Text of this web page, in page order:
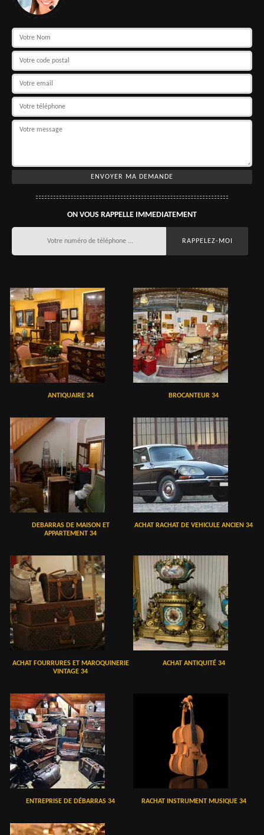
ON VOUS RAPPELLE IMMEDIATEMENT
ANTIQUAIRE 34 BROCANTEUR 34
DEBARRAS DE MAISON ET
APPARTEMENT 34
ACHAT RACHAT DE VEHICULE ANCIEN 34
ACHAT FOURRURES ET MAROQUINERIE
VINTAGE 34
ACHAT ANTIQUITÉ 34
ENTREPRISE DE DÉBARRAS 34 RACHAT INSTRUMENT MUSIQUE 34